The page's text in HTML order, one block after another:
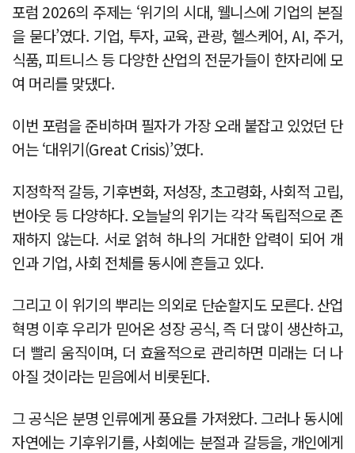
포럼 2026의 주제는 ‘위기의 시대, 웰니스에 기업의 본질
을 묻다’였다. 기업, 투자, 교육, 관광, 헬스케어, AI, 주거,
식품, 피트니스 등 다양한 산업의 전문가들이 한자리에 모
여 머리를 맞댔다.
이번 포럼을 준비하며 필자가 가장 오래 붙잡고 있었던 단
어는 ‘대위기(Great Crisis)’였다.
지정학적 갈등, 기후변화, 저성장, 초고령화, 사회적 고립,
번아웃 등 다양하다. 오늘날의 위기는 각각 독립적으로 존
재하지 않는다. 서로 얽혀 하나의 거대한 압력이 되어 개
인과 기업, 사회 전체를 동시에 흔들고 있다.
그리고 이 위기의 뿌리는 의외로 단순할지도 모른다. 산업
혁명 이후 우리가 믿어온 성장 공식, 즉 더 많이 생산하고,
더 빨리 움직이며, 더 효율적으로 관리하면 미래는 더 나
아질 것이라는 믿음에서 비롯된다.
그 공식은 분명 인류에게 풍요를 가져왔다. 그러나 동시에
자연에는 기후위기를, 사회에는 분절과 갈등을, 개인에게